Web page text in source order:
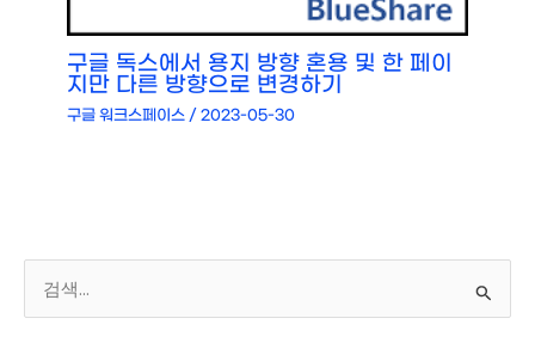
구글 독스에서 용지 방향 혼용 및 한 페이
지만 다른 방향으로 변경하기
구글 워크스페이스 /2023-05-30